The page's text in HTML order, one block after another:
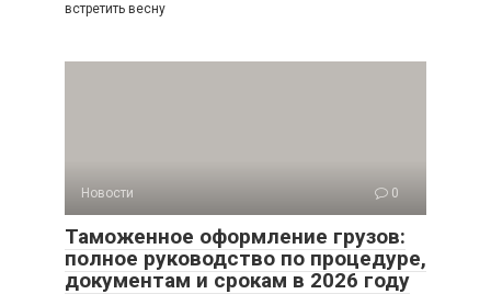
встретить весну
Новости 0
Таможенное оформление грузов:
полное руководство по процедуре,
документам и срокам в 2026 году